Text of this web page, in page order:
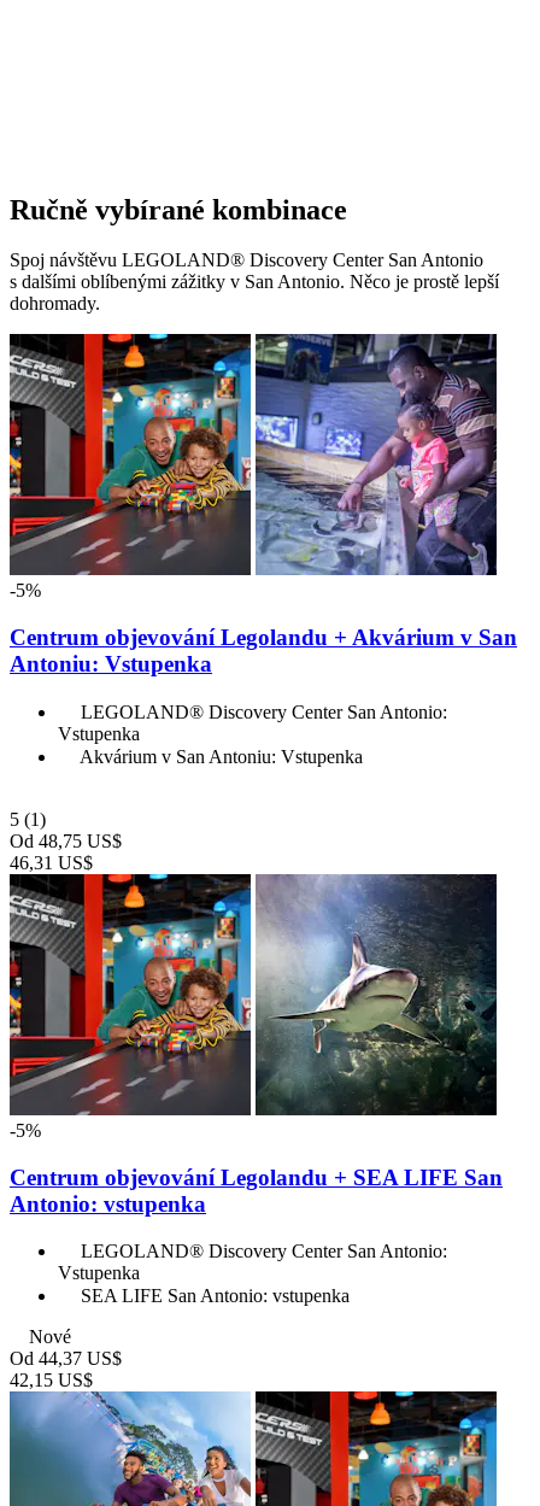
Ručně vybírané kombinace
Spoj návštěvu LEGOLAND® Discovery Center San Antonio
s dalšími oblíbenými zážitky v San Antonio. Něco je prostě lepší
dohromady.
-5%
Centrum objevování Legolandu + Akvárium v San
Antoniu: Vstupenka
LEGOLAND® Discovery Center San Antonio:
Vstupenka
Akvárium v San Antoniu: Vstupenka
5 (1)
Od 48,75 US$
46,31 US$
-5%
Centrum objevování Legolandu + SEA LIFE San
Antonio: vstupenka
LEGOLAND® Discovery Center San Antonio:
Vstupenka
SEA LIFE San Antonio: vstupenka
Nové
Od 44,37 US$
42,15 US$